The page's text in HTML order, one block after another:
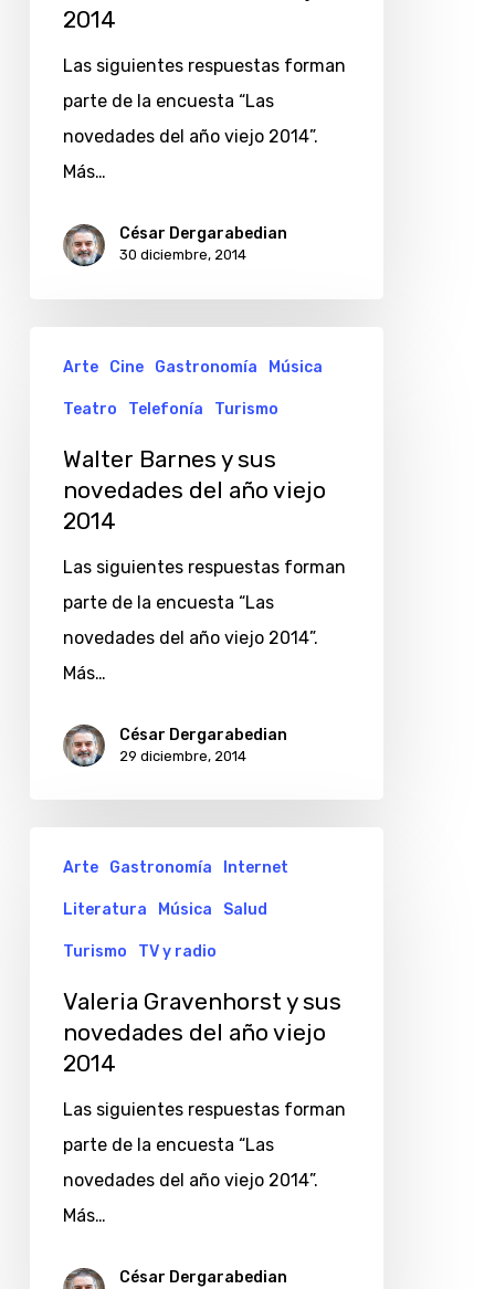
2014
Las siguientes respuestas forman
parte de la encuesta “Las
novedades del año viejo 2014”.
Más…
César Dergarabedian
30 diciembre, 2014
Barnes
novedades
Arte Cine Gastronomía Música
Teatro Telefonía Turismo
Walter Barnes y sus
novedades del año viejo
2014
Las siguientes respuestas forman
parte de la encuesta “Las
novedades del año viejo 2014”.
Más…
César Dergarabedian
29 diciembre, 2014
Gravenhorst
Arte Gastronomía Internet
Literatura Música Salud
Turismo TV y radio
Valeria Gravenhorst y sus
novedades del año viejo
2014
Las siguientes respuestas forman
parte de la encuesta “Las
novedades del año viejo 2014”.
Más…
César Dergarabedian